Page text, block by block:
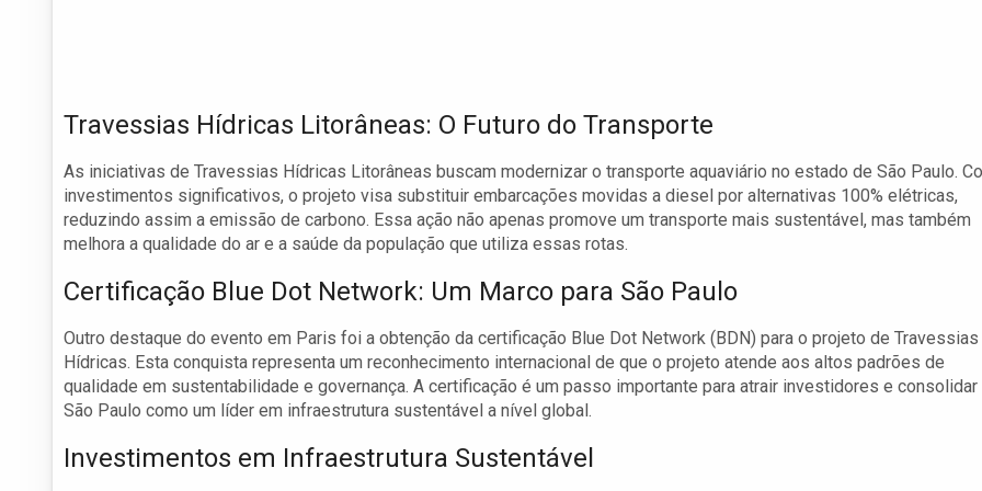
Travessias Hídricas Litorâneas: O Futuro do Transporte
As iniciativas de Travessias Hídricas Litorâneas buscam modernizar o transporte aquaviário no estado de São Paulo.
investimentos significativos, o projeto visa substituir embarcações movidas a diesel por alternativas 100% elétricas,
reduzindo assim a emissão de carbono. Essa ação não apenas promove um transporte mais sustentável, mas também
melhora a qualidade do ar e a saúde da população que utiliza essas rotas.
Certificação Blue Dot Network: Um Marco para São Paulo
Outro destaque do evento em Paris foi a obtenção da certificação Blue Dot Network (BDN) para o projeto de Travessias
Hídricas. Esta conquista representa um reconhecimento internacional de que o projeto atende aos altos padrões de
qualidade em sustentabilidade e governança. A certificação é um passo importante para atrair investidores e consolidar
São Paulo como um líder em infraestrutura sustentável a nível global.
Investimentos em Infraestrutura Sustentável